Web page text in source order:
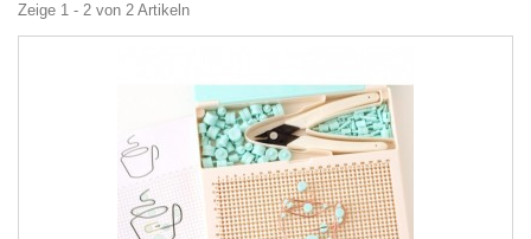
Zeige 1 - 2 von 2 Artikeln